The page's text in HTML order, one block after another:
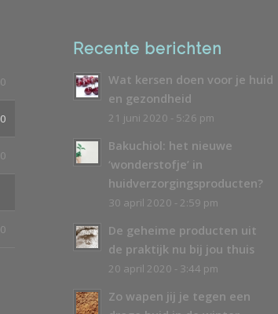
Recente berichten
Wat kersen doen voor je huid
en gezondheid
21 juni 2020 - 5:26 pm
Bakuchiol: het nieuwe
‘wonderstofje’ in
huidverzorgingsproducten?
30 april 2020 - 2:59 pm
De geheime producten uit
de praktijk nu bij jou thuis
20 april 2020 - 3:44 pm
Zo wapen jij je tegen een